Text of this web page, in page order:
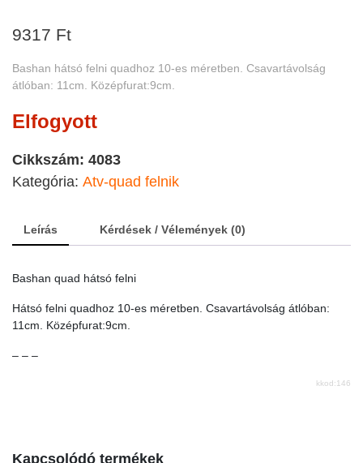
9317 Ft
Bashan hátsó felni quadhoz 10-es méretben. Csavartávolság
átlóban: 11cm. Középfurat:9cm.
Elfogyott
Cikkszám: 4083
Kategória: Atv-quad felnik
Leírás Kérdések / Vélemények (0)
Bashan quad hátsó felni
Hátsó felni quadhoz 10-es méretben. Csavartávolság átlóban:
11cm. Középfurat:9cm.
– – –
kkod:146
Kapcsolódó termékek